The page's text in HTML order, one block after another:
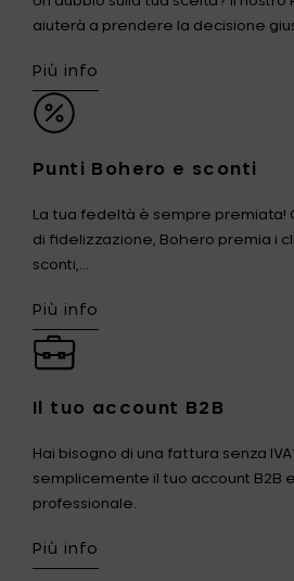
aiuterà a prendere la decisione
Più info
Punti Bohero e sconti
La tua fedeltà è sempre premiata!
di fidelizzazione, Bohero premia i
sconti,...
Più info
Il tuo account B2B
Hai bisogno di una fattura senza
semplicemente il tuo account B2B
professionale.
Più info